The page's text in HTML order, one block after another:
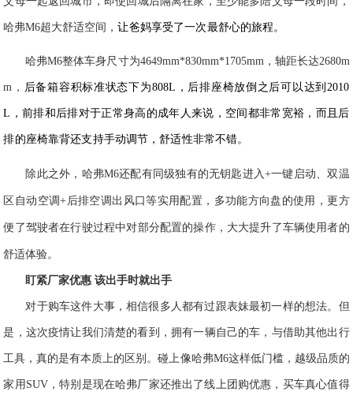
哈弗M6超大舒适空间，让爸妈享受了一次最舒心的旅程。
哈弗M6整体车身尺寸为4649mm*830mm*1705mm，轴距长达2680m
m， 后备箱容积标准状态下为808L，后排座椅放倒之后可以达到2010
L，前排和后排对于正常身高的成年人来说，空间都非常宽裕，而且后
排的座椅靠背还支持手动调节，舒适性非常不错。
除此之外， 哈弗M6还配有同级独有的无钥匙进入+一键启动、双温
区自动空调+后排空调出风口等实用配置 ，多功能方向盘的使用，更方
便 了驾驶者在行驶过程中对部分配置的操作，大大提升了车辆使用者的
舒适体验。
盯紧厂家优惠 该出手时就出手
对于购车这件大事，相信很多人都有过跟表妹最初一样的想法。但
是，这次疫情让我们清楚的看到，拥有一辆自己的车，与借助其他出行
工具，真的是有本质上的区别。碰上像哈弗M6这样低门槛，越级品质的
家用SUV，特别是现在哈弗厂家还推出了线上团购优惠，买车真心值得